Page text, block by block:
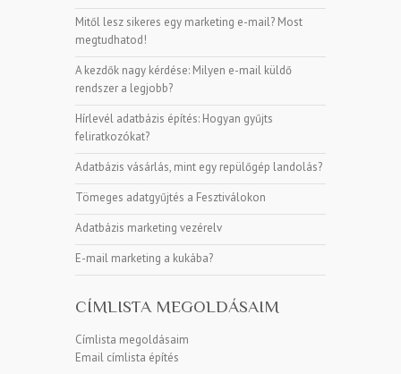
Mitől lesz sikeres egy marketing e-mail? Most
megtudhatod!
A kezdők nagy kérdése: Milyen e-mail küldő
rendszer a legjobb?
Hírlevél adatbázis építés: Hogyan gyűjts
feliratkozókat?
Adatbázis vásárlás, mint egy repülőgép landolás?
Tömeges adatgyűjtés a Fesztiválokon
Adatbázis marketing vezérelv
E-mail marketing a kukába?
CÍMLISTA MEGOLDÁSAIM
Címlista megoldásaim
Email címlista építés